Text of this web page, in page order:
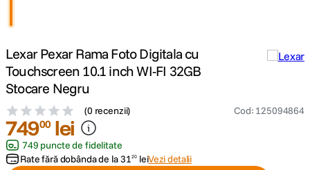
4. peak design
5. canon sx740 hs
6 lavaliera
card memorie
Lexar Pexar Rama Foto Digitala cu
Touchscreen 10.1 inch WI-FI 32GB
Stocare Negru
(0 recenzii) Cod: 125094864
74900 lei
749 puncte de fidelitate
Rate fără dobânda de la3120 leiVezi detalii